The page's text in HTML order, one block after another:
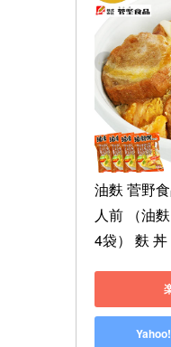
油麩 菅野
人前 （油
4袋） 麩